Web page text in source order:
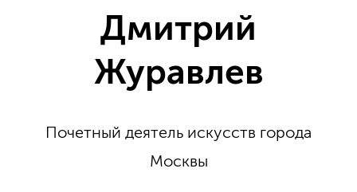
Дмитрий
Журавлев
Почетный деятель искусств города
Москвы